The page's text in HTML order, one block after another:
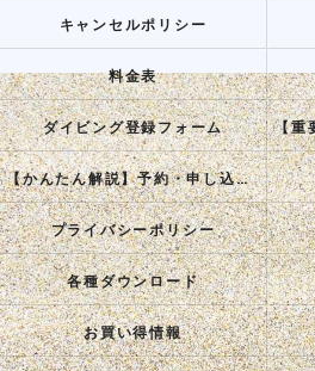
キャンセルポリシー
料金表
ダイビング登録フォーム
【かんたん解説】予約・申し込み手順
プライバシーポリシー
各種ダウンロード
お買い得情報